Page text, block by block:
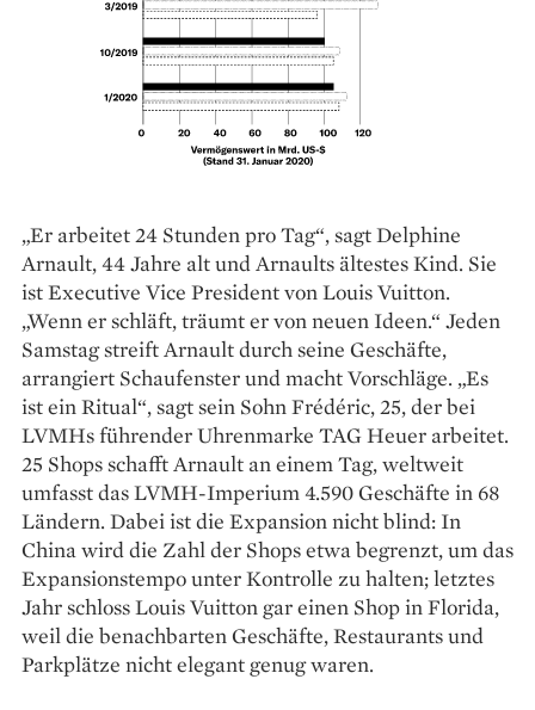
„Er arbeitet 24 Stunden pro Tag“, sagt Delphine
Arnault, 44 Jahre alt und Arnaults ältestes Kind. Sie
ist Executive Vice President von ­Louis Vuitton.
„Wenn er schläft, träumt er von neuen Ideen.“ Jeden
Samstag streift Arnault durch seine Geschäfte,
arrangiert Schaufenster und macht Vorschläge. „Es
ist ein Ritual“, sagt sein Sohn Frédéric, 25, der bei
LVMHs führender Uhrenmarke TAG Heuer arbeitet.
25 Shops schafft Arnault an einem Tag, weltweit
umfasst das LVMH-Imperium 4.590 Geschäfte in 68
Ländern. Dabei ist die Expansion nicht blind: In
China wird die Zahl der Shops etwa begrenzt, um das
Expansions­tempo unter Kontrolle zu halten; letztes
Jahr schloss Louis Vuitton gar einen Shop in Florida,
weil die benachbarten Geschäfte, Restaurants und
Parkplätze nicht elegant genug waren.